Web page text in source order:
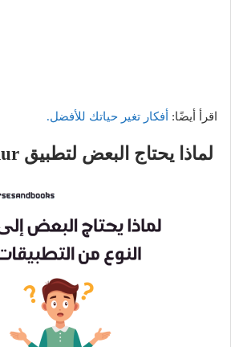
اقرأ أيضًا: أفكار تغير حياتك للأفضل.
لماذا يحتاج البعض لتطبيق Haram blur؟